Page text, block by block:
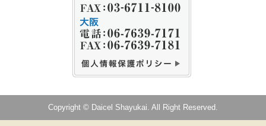
Copyright © Daicel Shayukai. All Right Reserved.